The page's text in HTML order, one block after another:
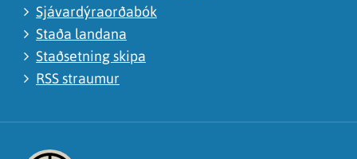
Sjávardýraorðabók
Staða landana
Staðsetning skipa
RSS straumur